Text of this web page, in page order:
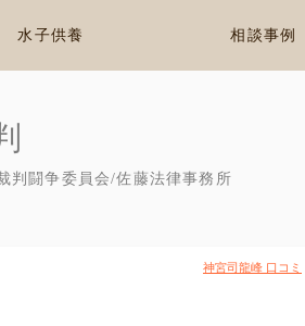
判闘争委員会/佐藤法律事務所
水子供養 相談事例
神宮司龍峰 口コミ